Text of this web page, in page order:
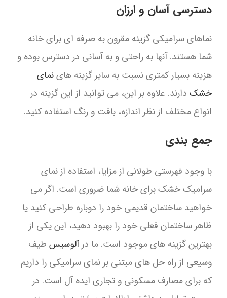
دسترسی آسان و ارزان
نماهای سرامیکی گزینه مقرون به صرفه ای برای خانه
شما هستند. آنها به راحتی و به آسانی در دسترس بوده و
هزینه بسیار کمتری نسبت به سایر گزینه هاینمای
خشک دارند. علاوه بر این، می توانید از این گزینه در
انواع مختلف از نظر اندازه، بافت و رنگ استفاده کنید.
جمع بندی
با وجود فهرستی طولانی از مزایا، استفاده از نمای
سرامیک خشک برای خانه شما ضروری است. اگر می
خواهید ساختمان قدیمی خود را دوباره طراحی کنید یا
ظاهر ساختمان فعلی خود را بهبود دهید، این یکی از
بهترین گزینه های موجود است. ما درآلوسیس طیف
وسیعی از راه حل های مبتنی بر نمای سرامیکی را داریم
که برای مصارف مسکونی و تجاری ایده آل است. در